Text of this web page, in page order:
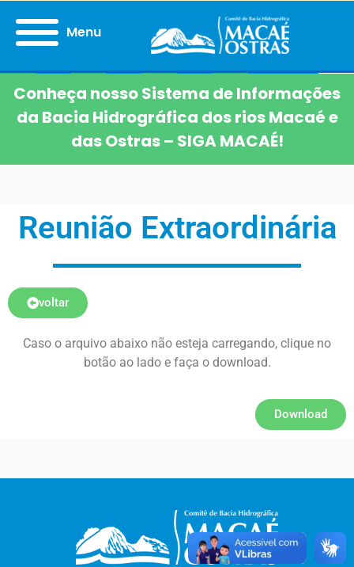
Menu
Conheça nosso Sistema de Informações
da Bacia Hidrográfica dos rios Macaé e
das Ostras – SIGA MACAÉ!
Reunião Extraordinária
voltar
Caso o arquivo abaixo não esteja carregando, clique no
botão ao lado e faça o download.
Download